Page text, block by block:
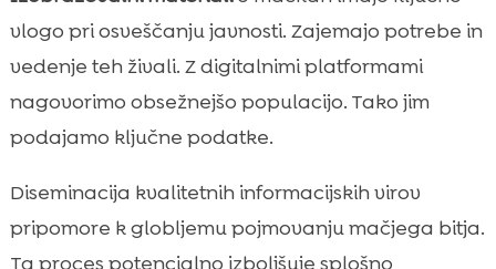
vlogo pri osveščanju javnosti. Zajemajo potrebe in
vedenje teh živali. Z digitalnimi platformami
nagovorimo obsežnejšo populacijo. Tako jim
podajamo ključne podatke.
Diseminacija kvalitetnih informacijskih virov
pripomore k globljemu pojmovanju mačjega bitja.
Ta proces potencialno izboljšuje splošno